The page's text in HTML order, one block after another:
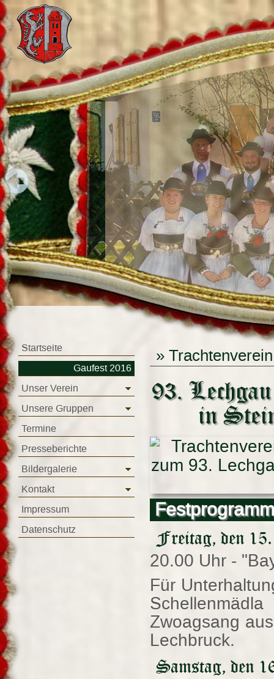
Startseite
Gaufest 2016
Unser Verein
Unsere Gruppen
Termine
Presseberichte
Bildergalerie
Kontakt
Impressum
Datenschutz
»
93.
in
Festprogramm
Freitag, den
20.00 Uhr -
Für
Zwoagsang
Lechbruck.
Samstag, den